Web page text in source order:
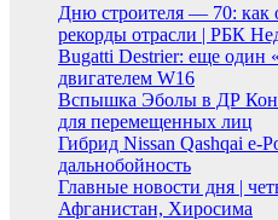
Дню строителя — 70: как
рекорды отрасли | РБК
Bugatti Destrier: еще один
двигателем W16
Вспышка Эболы в ДР
для перемещенных лиц
Гибрид Nissan Qashqai e-
дальнобойность
Главные новости дня |
Афганистан, Хиросима